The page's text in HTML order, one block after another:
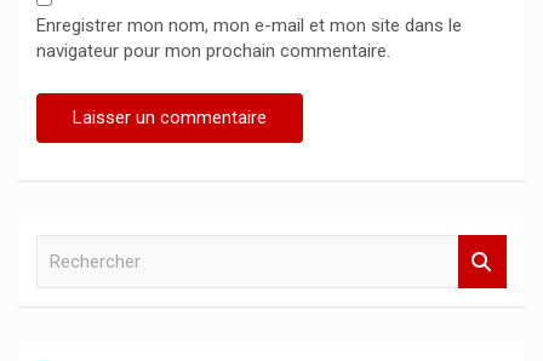
Enregistrer mon nom, mon e-mail et mon site dans le
navigateur pour mon prochain commentaire.